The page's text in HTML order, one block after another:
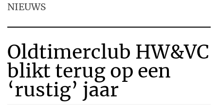
NIEUWS
Oldtimerclub HW&VC
blikt terug op een
‘rustig’ jaar